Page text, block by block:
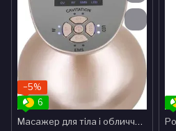
−5%
6
Масажер для тіла і обличчя 5-в-1 Doctor-101: ультразвукова кавітація + RF ліфтинг обличчя і тіла + світлотерапія + для схуднення